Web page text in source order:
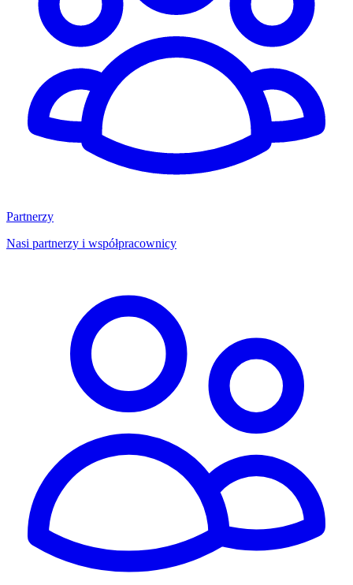
Partnerzy
Nasi partnerzy i współpracownicy